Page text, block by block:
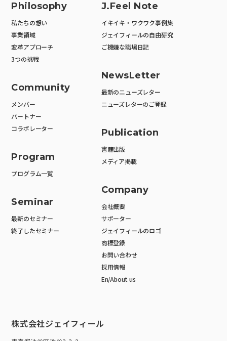
Philosophy
私たちの想い
事業領域
変革アプローチ
3つの挑戦
Community
メンバー
パートナー
コラボレーター
Program
プログラム一覧
Seminar
最新のセミナー
終了したセミナー
J.Feel Note
イキイキ・ワクワク事例集
ジェイフィールの自由研究
ご機嫌な職場日記
NewsLetter
最新のニューズレター
ニューズレターのご登録
Publication
書籍出版
メディア掲載
Company
会社概要
サポーター
ジェイフィールのロゴ
商標登録
お問い合わせ
採用情報
En/About us
株式会社ジェイフィール